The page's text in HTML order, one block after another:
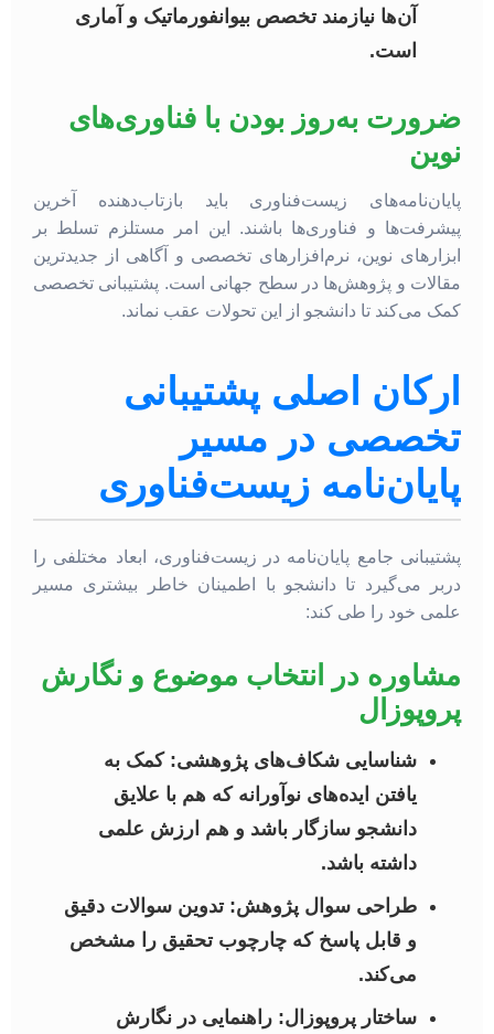
آن‌ها نیازمند تخصص بیوانفورماتیک و آماری
است.
ضرورت به‌روز بودن با فناوری‌های
نوین
پایان‌نامه‌های زیست‌فناوری باید بازتاب‌دهنده آخرین
پیشرفت‌ها و فناوری‌ها باشند. این امر مستلزم تسلط بر
ابزارهای نوین، نرم‌افزارهای تخصصی و آگاهی از جدیدترین
مقالات و پژوهش‌ها در سطح جهانی است. پشتیبانی تخصصی
کمک می‌کند تا دانشجو از این تحولات عقب نماند.
ارکان اصلی پشتیبانی
تخصصی در مسیر
پایان‌نامه زیست‌فناوری
پشتیبانی جامع پایان‌نامه در زیست‌فناوری، ابعاد مختلفی را
دربر می‌گیرد تا دانشجو با اطمینان خاطر بیشتری مسیر
علمی خود را طی کند:
مشاوره در انتخاب موضوع و نگارش
پروپوزال
شناسایی شکاف‌های پژوهشی: کمک به
یافتن ایده‌های نوآورانه که هم با علایق
دانشجو سازگار باشد و هم ارزش علمی
داشته باشد.
طراحی سوال پژوهش: تدوین سوالات دقیق
و قابل پاسخ که چارچوب تحقیق را مشخص
می‌کند.
ساختار پروپوزال: راهنمایی در نگارش